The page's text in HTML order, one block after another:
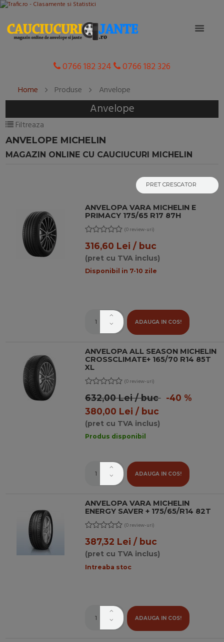
0766 182 324 0766 182 326
Home Produse Anvelope
Anvelope
Filtreaza
ANVELOPE MICHELIN
MAGAZIN ONLINE CU CAUCIUCURI MICHELIN
ANVELOPA VARA MICHELIN E
PRIMACY 175/65 R17 87H
(0 review-uri)
316,60 Lei / buc
(pret cu TVA inclus)
Disponibil in 7-10 zile
ADAUGA IN COS!
ANVELOPA ALL SEASON MICHELIN
CROSSCLIMATE+ 165/70 R14 85T
XL
(0 review-uri)
632,00 Lei / buc-40 %
380,00 Lei / buc
(pret cu TVA inclus)
Produs disponibil
ADAUGA IN COS!
ANVELOPA VARA MICHELIN
ENERGY SAVER + 175/65/R14 82T
(0 review-uri)
387,32 Lei / buc
(pret cu TVA inclus)
Intreaba stoc
ADAUGA IN COS!